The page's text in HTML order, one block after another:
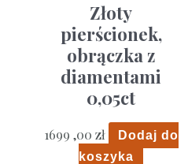
Złoty
pierścionek,
obrączka z
diamentami
0,05ct
1699 ,00 zł
Dodaj do
koszyka